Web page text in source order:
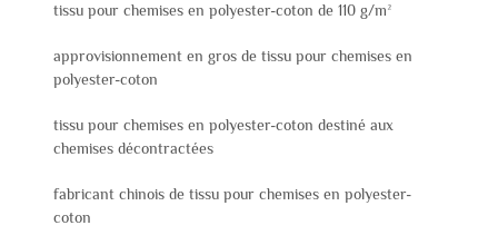
tissu pour chemises en polyester-coton de 110 g/m²
approvisionnement en gros de tissu pour chemises en
polyester-coton
tissu pour chemises en polyester-coton destiné aux
chemises décontractées
fabricant chinois de tissu pour chemises en polyester-
coton